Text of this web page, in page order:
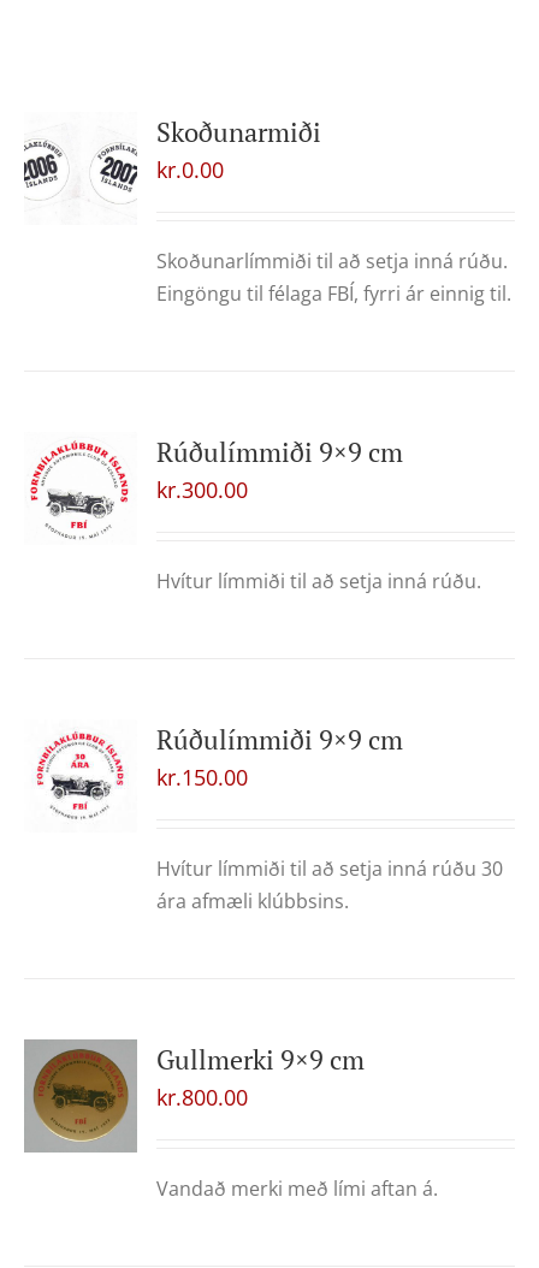
Skoðunarmiði
kr.0.00
Skoðunarlímmiði til að setja inná rúðu.
Eingöngu til félaga FBÍ, fyrri ár einnig til.
Rúðulímmiði 9×9 cm
kr.300.00
Hvítur límmiði til að setja inná rúðu.
Rúðulímmiði 9×9 cm
kr.150.00
Hvítur límmiði til að setja inná rúðu 30
ára afmæli klúbbsins.
Gullmerki 9×9 cm
kr.800.00
Vandað merki með lími aftan á.